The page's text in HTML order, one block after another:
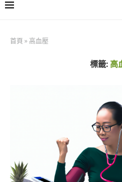
首頁 » 高血壓
標籤: 高